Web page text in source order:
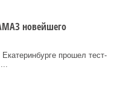
новейшего
прошел тест-